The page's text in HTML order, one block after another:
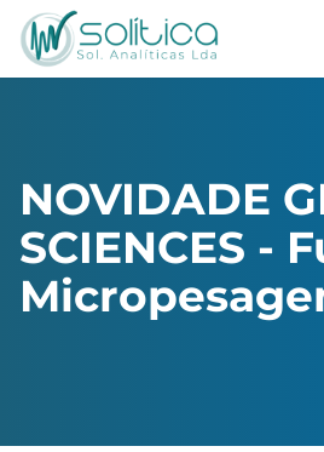
NOVIDADE
SCIENCES -